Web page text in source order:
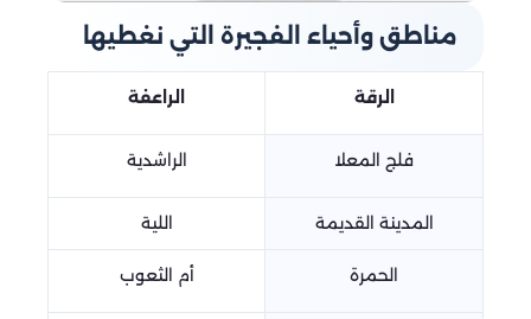
مناطق وأحياء الفجيرة التي نغطيها
الرقة الراعفة
فلج المعلا الراشدية
المدينة القديمة اللية
الحمرة أم الثعوب